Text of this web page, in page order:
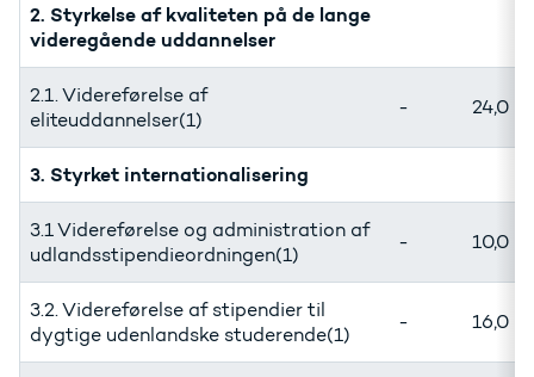
2. Styrkelse af kvaliteten på de lange
videregående uddannelser
2.1. Videreførelse af
eliteuddannelser(1)
- 24,0
3. Styrket internationalisering
3.1 Videreførelse og administration af
udlandsstipendieordningen(1)
- 10,0
3.2. Videreførelse af stipendier til
dygtige udenlandske studerende(1)
- 16,0